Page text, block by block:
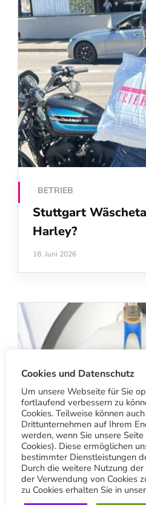
BETRIEB
Stuttgart
Harley?
18. Juni 2026
Cookies und Datenschutz
Um unsere Webseite für Sie
fortlaufend verbessern zu
Cookies. Teilweise können
Drittunternehmen auf Ihrem
werden, wenn Sie unsere
Cookies). Diese ermöglichen
bestimmter Dienstleistungen
Durch die weitere Nutzung
der Verwendung von Cookies
zu Cookies erhalten Sie in